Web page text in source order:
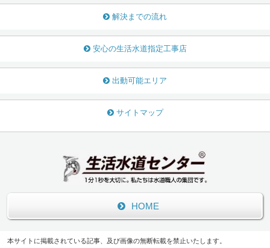
解決までの流れ
安心の生活水道指定工事店
出動可能エリア
サイトマップ
HOME
本サイトに掲載されている記事、及び画像の無断転載を禁止いたします。